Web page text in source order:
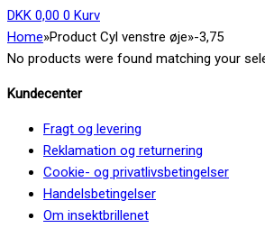
DKK 0,00 0 Kurv
Home»Product Cyl venstre øje»-3,75
No products were found matching your
Kundecenter
Fragt og levering
Reklamation og returnering
Cookie- og privatlivsbetingelser
Handelsbetingelser
Om insektbrillenet